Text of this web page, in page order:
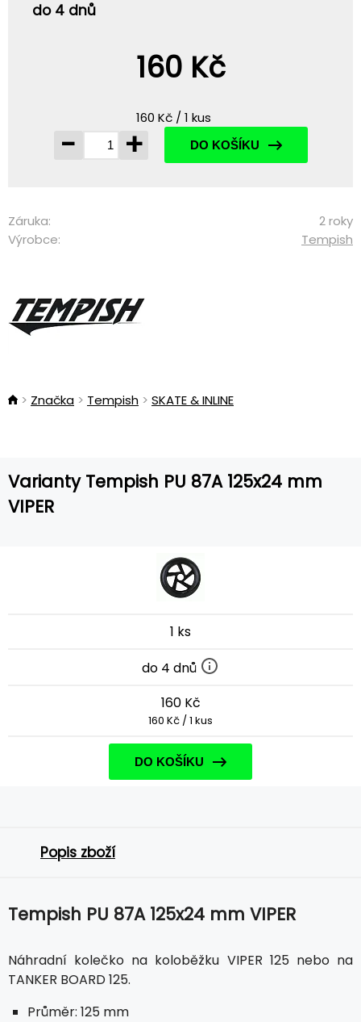
do 4 dnů
160 Kč
160 Kč / 1 kus
- + DO KOŠÍKU
Záruka:
2 roky
Výrobce:
Tempish
Značka Tempish SKATE & INLINE
Varianty Tempish PU 87A 125x24 mm
VIPER
1 ks
do 4 dnů
160 Kč
160 Kč / 1 kus
DO KOŠÍKU
Popis zboží
Tempish PU 87A 125x24 mm VIPER
Náhradní kolečko na koloběžku VIPER 125 nebo na
TANKER BOARD 125.
Průměr: 125 mm